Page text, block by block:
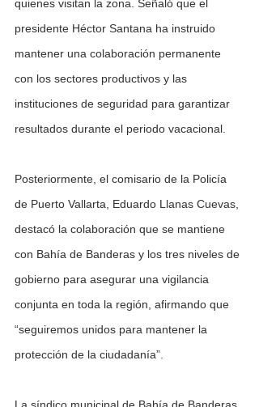
quienes visitan la zona. Señaló que el
presidente Héctor Santana ha instruido
mantener una colaboración permanente
con los sectores productivos y las
instituciones de seguridad para garantizar
resultados durante el periodo vacacional.
Posteriormente, el comisario de la Policía
de Puerto Vallarta, Eduardo Llanas Cuevas,
destacó la colaboración que se mantiene
con Bahía de Banderas y los tres niveles de
gobierno para asegurar una vigilancia
conjunta en toda la región, afirmando que
“seguiremos unidos para mantener la
protección de la ciudadanía”.